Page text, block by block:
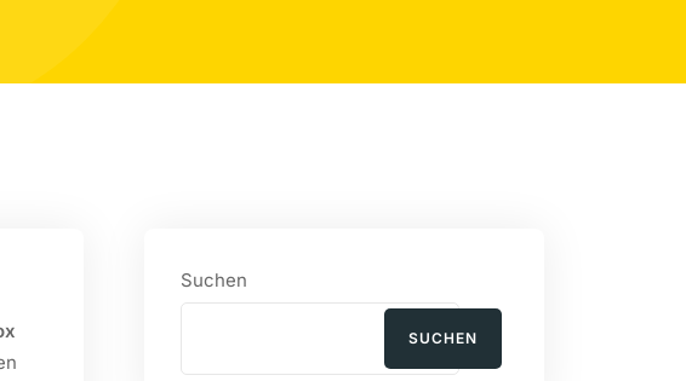
Suchen
SUCHEN